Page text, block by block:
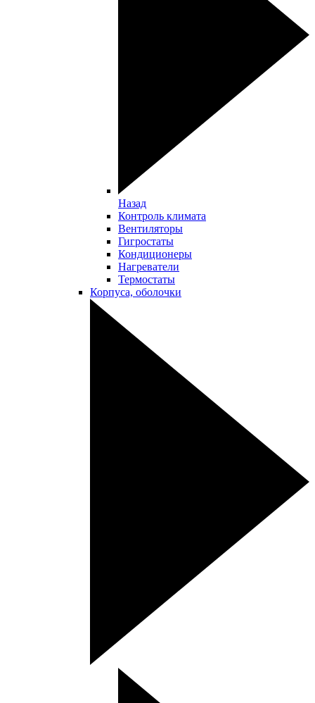
Назад
Контроль климата
Вентиляторы
Гигростаты
Кондиционеры
Нагреватели
Термостаты
Корпуса, оболочки